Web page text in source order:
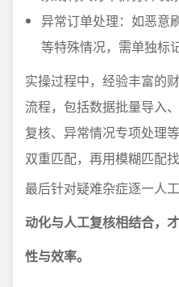
异常订单处理：如恶意
等特殊情况，需单独标
实操过程中，经验丰富的
流程，包括数据批量导入
复核、异常情况专项处理
双重匹配，再用模糊匹配
最后针对疑难杂症逐一人工
动化与人工复核相结合，
性与效率。